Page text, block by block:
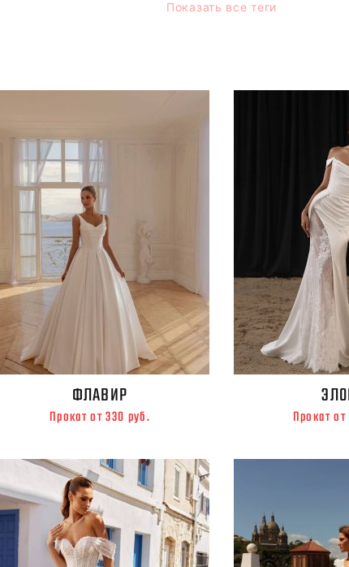
Показать все теги
ФЛАВИР
Прокат от 330 руб. Прокат